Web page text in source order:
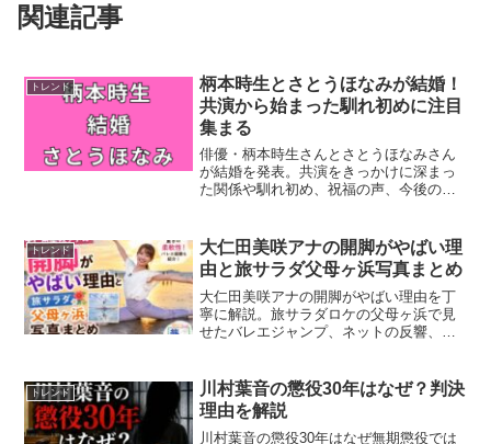
関連記事
トレンド
柄本時生とさとうほなみが結婚！
共演から始まった馴れ初めに注目
集まる
俳優・柄本時生さんとさとうほなみさん
が結婚を発表。共演をきっかけに深まっ
た関係や馴れ初め、祝福の声、今後の活
トレンド
大仁田美咲アナの開脚がやばい理
由と旅サラダ父母ヶ浜写真まとめ
大仁田美咲アナの開脚がやばい理由を丁
寧に解説。旅サラダロケの父母ヶ浜で見
せたバレエジャンプ、ネットの反響、ク
整理。大仁田美咲アナの開脚がやばい真
相がわかります。
トレンド
川村葉音の懲役30年はなぜ？判決
理由を解説
川村葉音の懲役30年はなぜ無期懲役では